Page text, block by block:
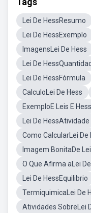
Lei De HessResumo
Lei De HessExemplo
ImagensLei De Hess
Lei De
Lei De HessFórmula
CalculoLei De Hess
ExemploE Leis E Hess
Lei De HessAtividade
Como CalcularLei De
Imagem BonitaDe
O Que Afirma aLei
Lei De HessEquilibrio
TermiquimicaLei De
Atividades SobreLei